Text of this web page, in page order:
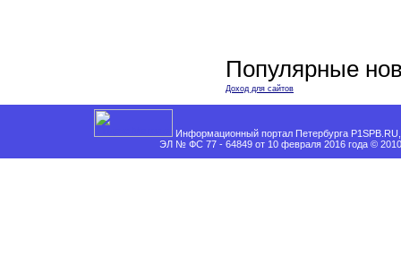
Популярные
Доход для сайтов
Информационный портал Петербурга
ЭЛ № ФС 77 - 64849 от 10 февраля 2016 года ©